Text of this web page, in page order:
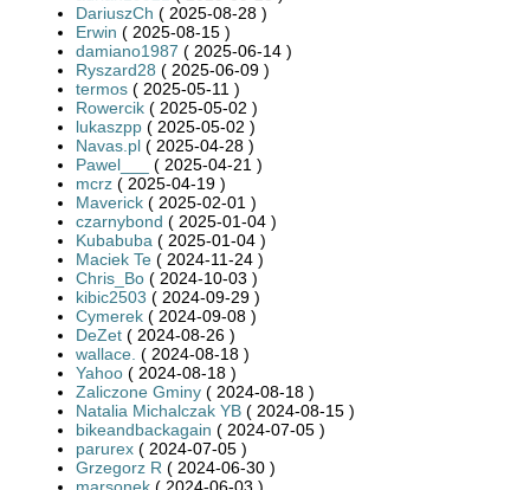
DariuszCh ( 2025-08-28 )
Erwin ( 2025-08-15 )
damiano1987 ( 2025-06-14 )
Ryszard28 ( 2025-06-09 )
termos ( 2025-05-11 )
Rowercik ( 2025-05-02 )
lukaszpp ( 2025-05-02 )
Navas.pl ( 2025-04-28 )
Pawel___
( 2025-04-21 )
mcrz ( 2025-04-19 )
Maverick ( 2025-02-01 )
czarnybond ( 2025-01-04 )
Kubabuba ( 2025-01-04 )
Maciek Te ( 2024-11-24 )
Chris_Bo ( 2024-10-03 )
kibic2503 ( 2024-09-29 )
Cymerek ( 2024-09-08 )
DeZet ( 2024-08-26 )
wallace. ( 2024-08-18 )
Yahoo ( 2024-08-18 )
Zaliczone Gminy ( 2024-08-18 )
Natalia Michalczak YB ( 2024-08-15 )
bikeandbackagain ( 2024-07-05 )
parurex ( 2024-07-05 )
Grzegorz R ( 2024-06-30 )
marsonek ( 2024-06-03 )